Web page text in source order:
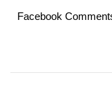
Facebook